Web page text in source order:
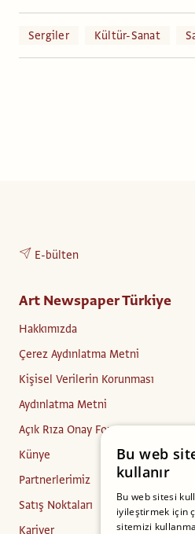
Sergiler Kültür-Sanat
E-bülten
Art Newspaper Türkiye
Hakkımızda
Çerez Aydınlatma Metni
Kişisel Verilerin Korunması
Aydınlatma Metni
Açık Rıza Onay Formu
Künye
Partnerlerimiz
Satış Noktaları
Kariyer
Bu web
kullanır
Bu web sitesi
iyileştirmek için
sitemizi